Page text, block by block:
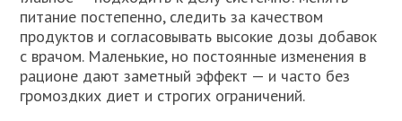
питание постепенно, следить за качеством
продуктов и согласовывать высокие дозы добавок
с врачом. Маленькие, но постоянные изменения в
рационе дают заметный эффект — и часто без
громоздких диет и строгих ограничений.